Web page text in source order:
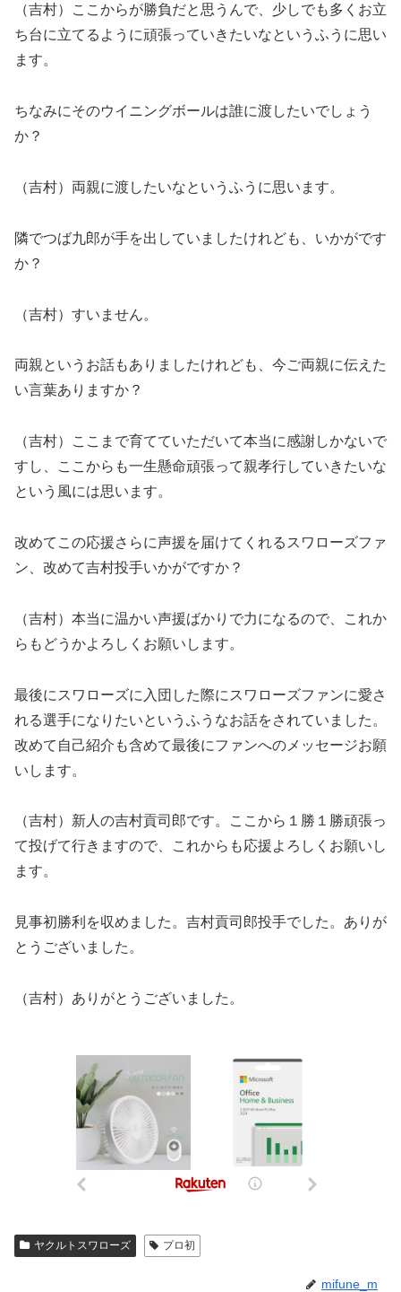
（吉村）ここからが勝負だと思うんで、少しでも多くお立
ち台に立てるように頑張っていきたいなというふうに思い
ます。
ちなみにそのウイニングボールは誰に渡したいでしょう
か？
（吉村）両親に渡したいなというふうに思います。
隣でつば九郎が手を出していましたけれども、いかがです
か？
（吉村）すいません。
両親というお話もありましたけれども、今ご両親に伝えた
い言葉ありますか？
（吉村）ここまで育てていただいて本当に感謝しかないで
すし、ここからも一生懸命頑張って親孝行していきたいな
という風には思います。
改めてこの応援さらに声援を届けてくれるスワローズファ
ン、改めて吉村投手いかがですか？
（吉村）本当に温かい声援ばかりで力になるので、これか
らもどうかよろしくお願いします。
最後にスワローズに入団した際にスワローズファンに愛さ
れる選手になりたいというふうなお話をされていました。
改めて自己紹介も含めて最後にファンへのメッセージお願
いします。
（吉村）新人の吉村貢司郎です。ここから１勝１勝頑張っ
て投げて行きますので、これからも応援よろしくお願いし
ます。
見事初勝利を収めました。吉村貢司郎投手でした。ありが
とうございました。
（吉村）ありがとうございました。
ヤクルトスワローズ プロ初
mifune_m